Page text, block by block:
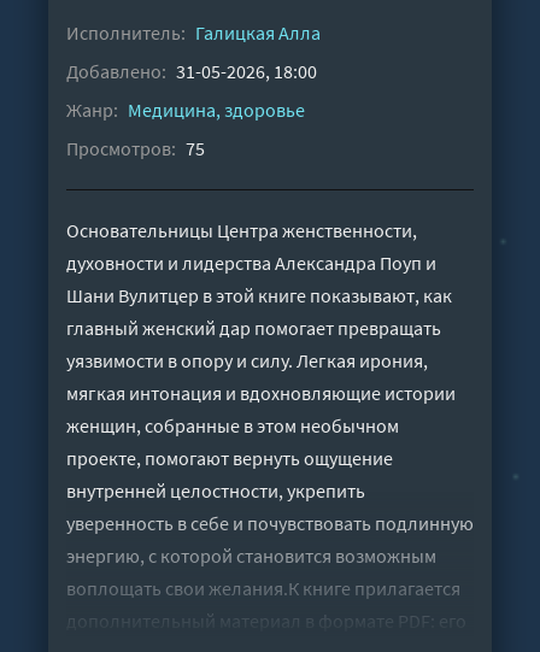
Исполнитель: Галицкая Алла
Добавлено: 31-05-2026, 18:00
Жанр: Медицина, здоровье
Просмотров: 75
Основательницы Центра женственности,
духовности и лидерства Александра Поуп и
Шани Вулитцер в этой книге показывают, как
главный женский дар помогает превращать
уязвимости в опору и силу. Легкая ирония,
мягкая интонация и вдохновляющие истории
женщин, собранные в этом необычном
проекте, помогают вернуть ощущение
внутренней целостности, укрепить
уверенность в себе и почувствовать подлинную
энергию, с которой становится возможным
воплощать свои желания.К книге прилагается
дополнительный материал в формате PDF: его